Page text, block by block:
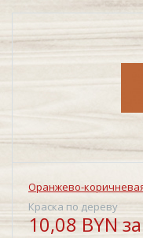
Оранжево-
Краска по дереву
10,08 BYN